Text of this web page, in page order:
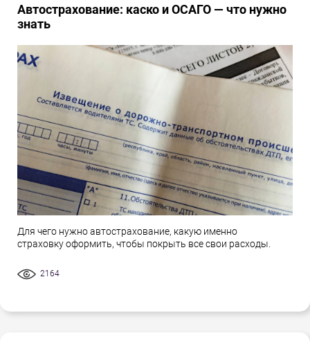
Автострахование: каско и ОСАГО — что нужно
знать
Для чего нужно автострахование, какую именно
страховку оформить, чтобы покрыть все свои расходы.
2164